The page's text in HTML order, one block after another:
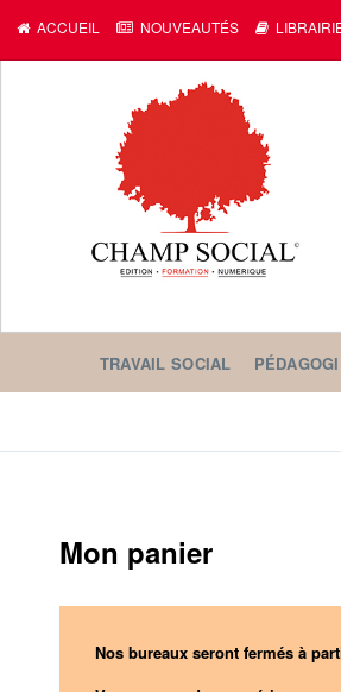
ACCUEIL NOUVEAUTÉS
TRAVAIL SOCIAL
Mon panier
Nos bureaux seront fermés à